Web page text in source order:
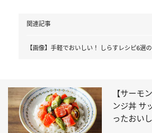
関連記事
【画像】手軽でおいしい！ しらすレシピ6選
【サーモ
ンジ丼 サ
ったおい